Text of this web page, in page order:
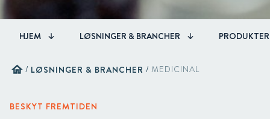
HJEM LØSNINGER & BRANCHER PRODUKTER
home / LØSNINGER & BRANCHER / MEDICINAL
BESKYT FREMTIDEN